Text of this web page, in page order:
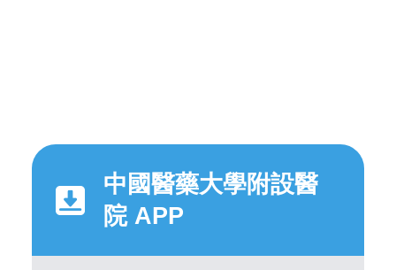
中國醫藥大學附設醫
院 APP